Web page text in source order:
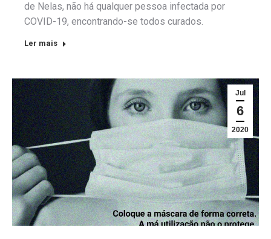
de Nelas, não há qualquer pessoa infectada por
COVID-19, encontrando-se todos curados.
Ler mais
Jul
6
2020